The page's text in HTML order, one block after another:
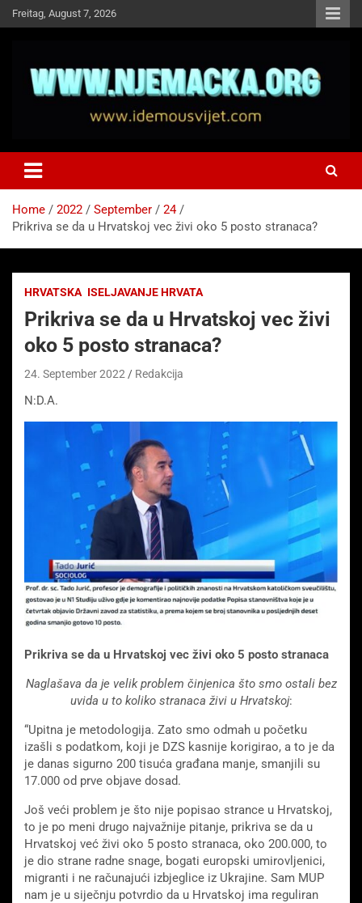
Skip
to
Freitag, August 7, 2026
Idemo u Svijet-Njemacka!
Home 2022 September
24
Prikriva se da u Hrvatskoj vec živi oko 5 posto stranaca?
HRVATSKA ISELJAVANJE HRVATA
Prikriva se da u Hrvatskoj vec živi
oko 5 posto stranaca?
24. September 2022 Redakcija
N:D.A.
Prikriva se da u Hrvatskoj vec živi oko 5 posto stranaca
Naglašava da je velik problem činjenica što smo ostali bez
uvida u to koliko stranaca živi u Hrvatskoj:
“Upitna je metodologija. Zato smo odmah u početku
izašli s podatkom, koji je DZS kasnije korigirao, a to je da
je danas sigurno 200 tisuća građana manje, smanjili su
17.000 od prve objave dosad.
Još veći problem je što nije popisao strance u Hrvatskoj,
to je po meni drugo najvažnije pitanje, prikriva se da u
Hrvatskoj već živi oko 5 posto stranaca, oko 200.000, to
je dio strane radne snage, bogati europski umirovljenici,
migranti i ne računajući izbjeglice iz Ukrajine. Sam MUP
nam je u siječnju potvrdio da u Hrvatskoj ima reguliran